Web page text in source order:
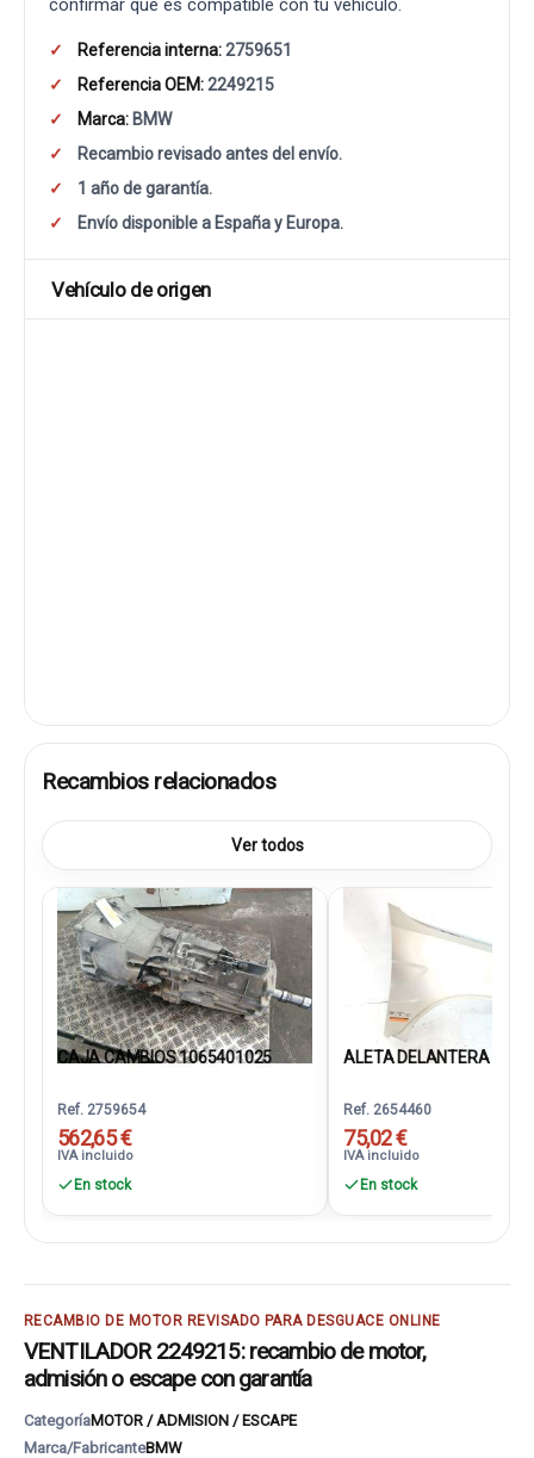
confirmar que es compatible con tu vehículo.
Referencia interna:2759651
Referencia OEM:2249215
Marca: BMW
Recambio revisado antes del envío.
1 año de garantía.
Envío disponible a España y Europa.
Vehículo de origen
Recambios relacionados
Ver todos
CAJA CAMBIOS 1065401025
Ref. 2759654
562,65 €
IVA incluido
En stock
ALETA DELANTERA
Ref. 2654460
75,02 €
IVA incluido
En stock
RECAMBIO DE MOTOR REVISADO PARA DESGUACE ONLINE
VENTILADOR 2249215: recambio de motor,
admisión o escape con garantía
CategoríaMOTOR / ADMISION / ESCAPE
Marca/FabricanteBMW